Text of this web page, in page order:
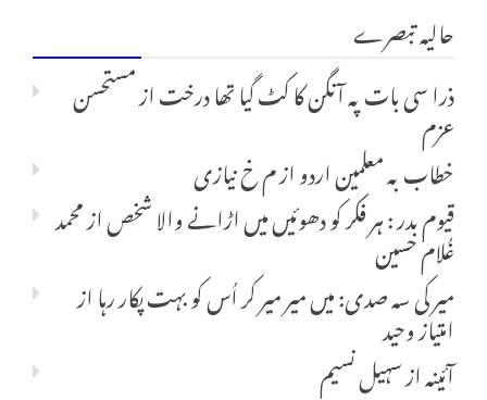
حالیہ تبصرے
ذرا سی بات پہ آنگن کا کٹ گیا تھا درختازمستحسن
عزم
خطاب بہ معلمین اردوازم خ نیازی
قیوم بدر : ہر فکر کو دھوئیں میں اڑانے والا شخصازمحمد
غُلام حسین
میر کی سہ صدی: میں میر میر کر اُس کو بہت پکار رہااز
امتیاز وحید
آئینہازسہیل نسیم